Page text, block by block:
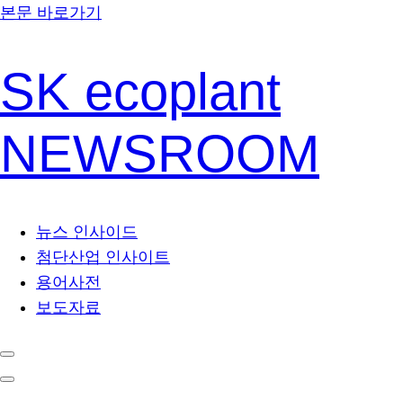
본문 바로가기
SK ecoplant
NEWSROOM
뉴스 인사이드
첨단산업 인사이트
용어사전
보도자료